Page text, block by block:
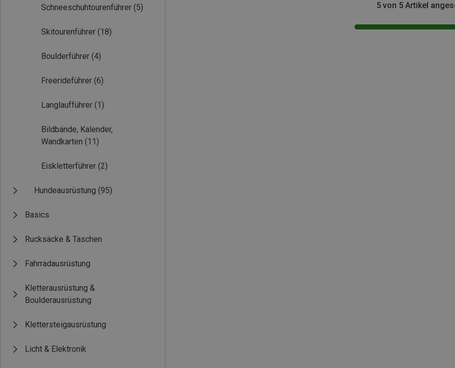
Schneeschuhtourenführer (5)
Skitourenführer (18)
Boulderführer (4)
Freerideführer (6)
Langlaufführer (1)
Bildbände, Kalender,
Wandkarten (11)
Eiskletterführer (2)
Hundeausrüstung (95)
Basics
Rucksäcke & Taschen
Fahrradausrüstung
Kletterausrüstung &
Boulderausrüstung
Klettersteigausrüstung
Licht & Elektronik
5 von 5 Artikel